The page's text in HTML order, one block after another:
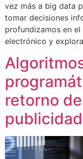
vez más a big data
tomar decisiones
profundizamos en
electrónico y
retorno
publicidad